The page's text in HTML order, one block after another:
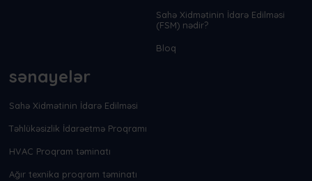
Sahə Xidmətinin İdarə Edilməsi
(FSM) nədir?
Bloq
sənayelər
Sahə Xidmətinin İdarə Edilməsi
Təhlükəsizlik İdarəetmə Proqramı
HVAC Proqram təminatı
Ağır texnika proqram təminatı